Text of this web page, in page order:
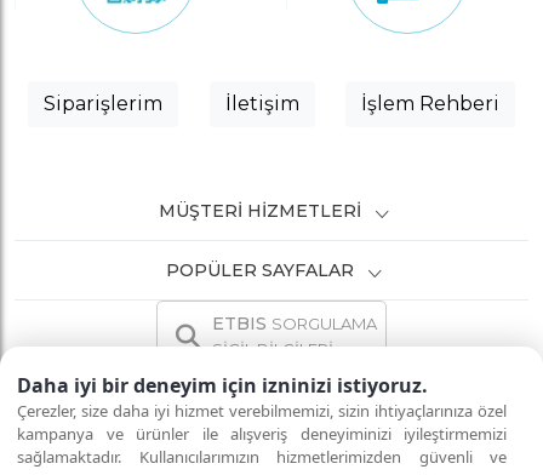
Daha iyi bir deneyim için izninizi istiyoruz.
Çerezler, size daha iyi hizmet verebilmemizi, sizin ihtiyaçlarınıza özel
kampanya ve ürünler ile alışveriş deneyiminizi iyileştirmemizi
sağlamaktadır. Kullanıcılarımızın hizmetlerimizden güvenli ve
Siparişlerim İletişim İşlem Rehberi
MÜŞTERI HIZMETLERI
POPÜLER SAYFALAR
ETBIS SORGULAMA
SİCİL BİLGİLERİ
İNTERNETTE GÜVENLİ ALIŞVERİŞ